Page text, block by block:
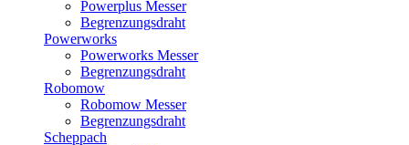
Powerplus Messer
Begrenzungsdraht
Powerworks
Powerworks Messer
Begrenzungsdraht
Robomow
Robomow Messer
Begrenzungsdraht
Scheppach